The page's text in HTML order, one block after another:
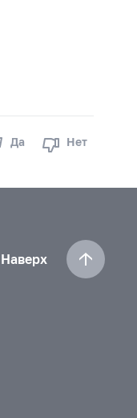
Да Нет
Наверх